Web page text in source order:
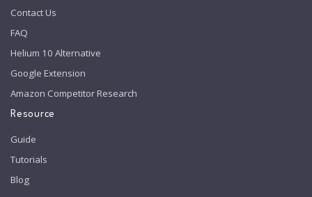
Contact Us
FAQ
Helium 10 Alternative
Google Extension
Amazon Competitor Research
Resource
Guide
Tutorials
Blog